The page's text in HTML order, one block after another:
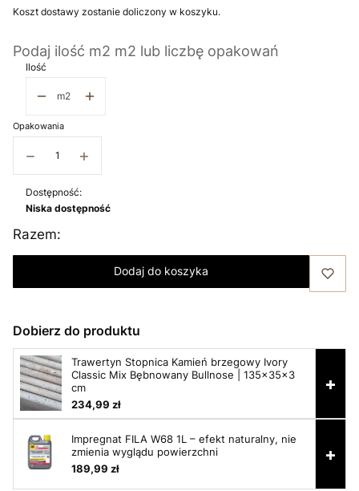
Koszt dostawy zostanie doliczony w koszyku.
Podaj ilość m2 m2 lub liczbę opakowań
Ilość
m2
Opakowania
− +
Dostępność:
Niska dostępność
Razem:
Dodaj do koszyka
Dobierz do produktu
Trawertyn Stopnica Kamień brzegowy Ivory
Classic Mix Bębnowany Bullnose | 135x35x3
cm
234,99 zł
+
Impregnat FILA W68 1L – efekt naturalny, nie
zmienia wyglądu powierzchni
189,99 zł
+